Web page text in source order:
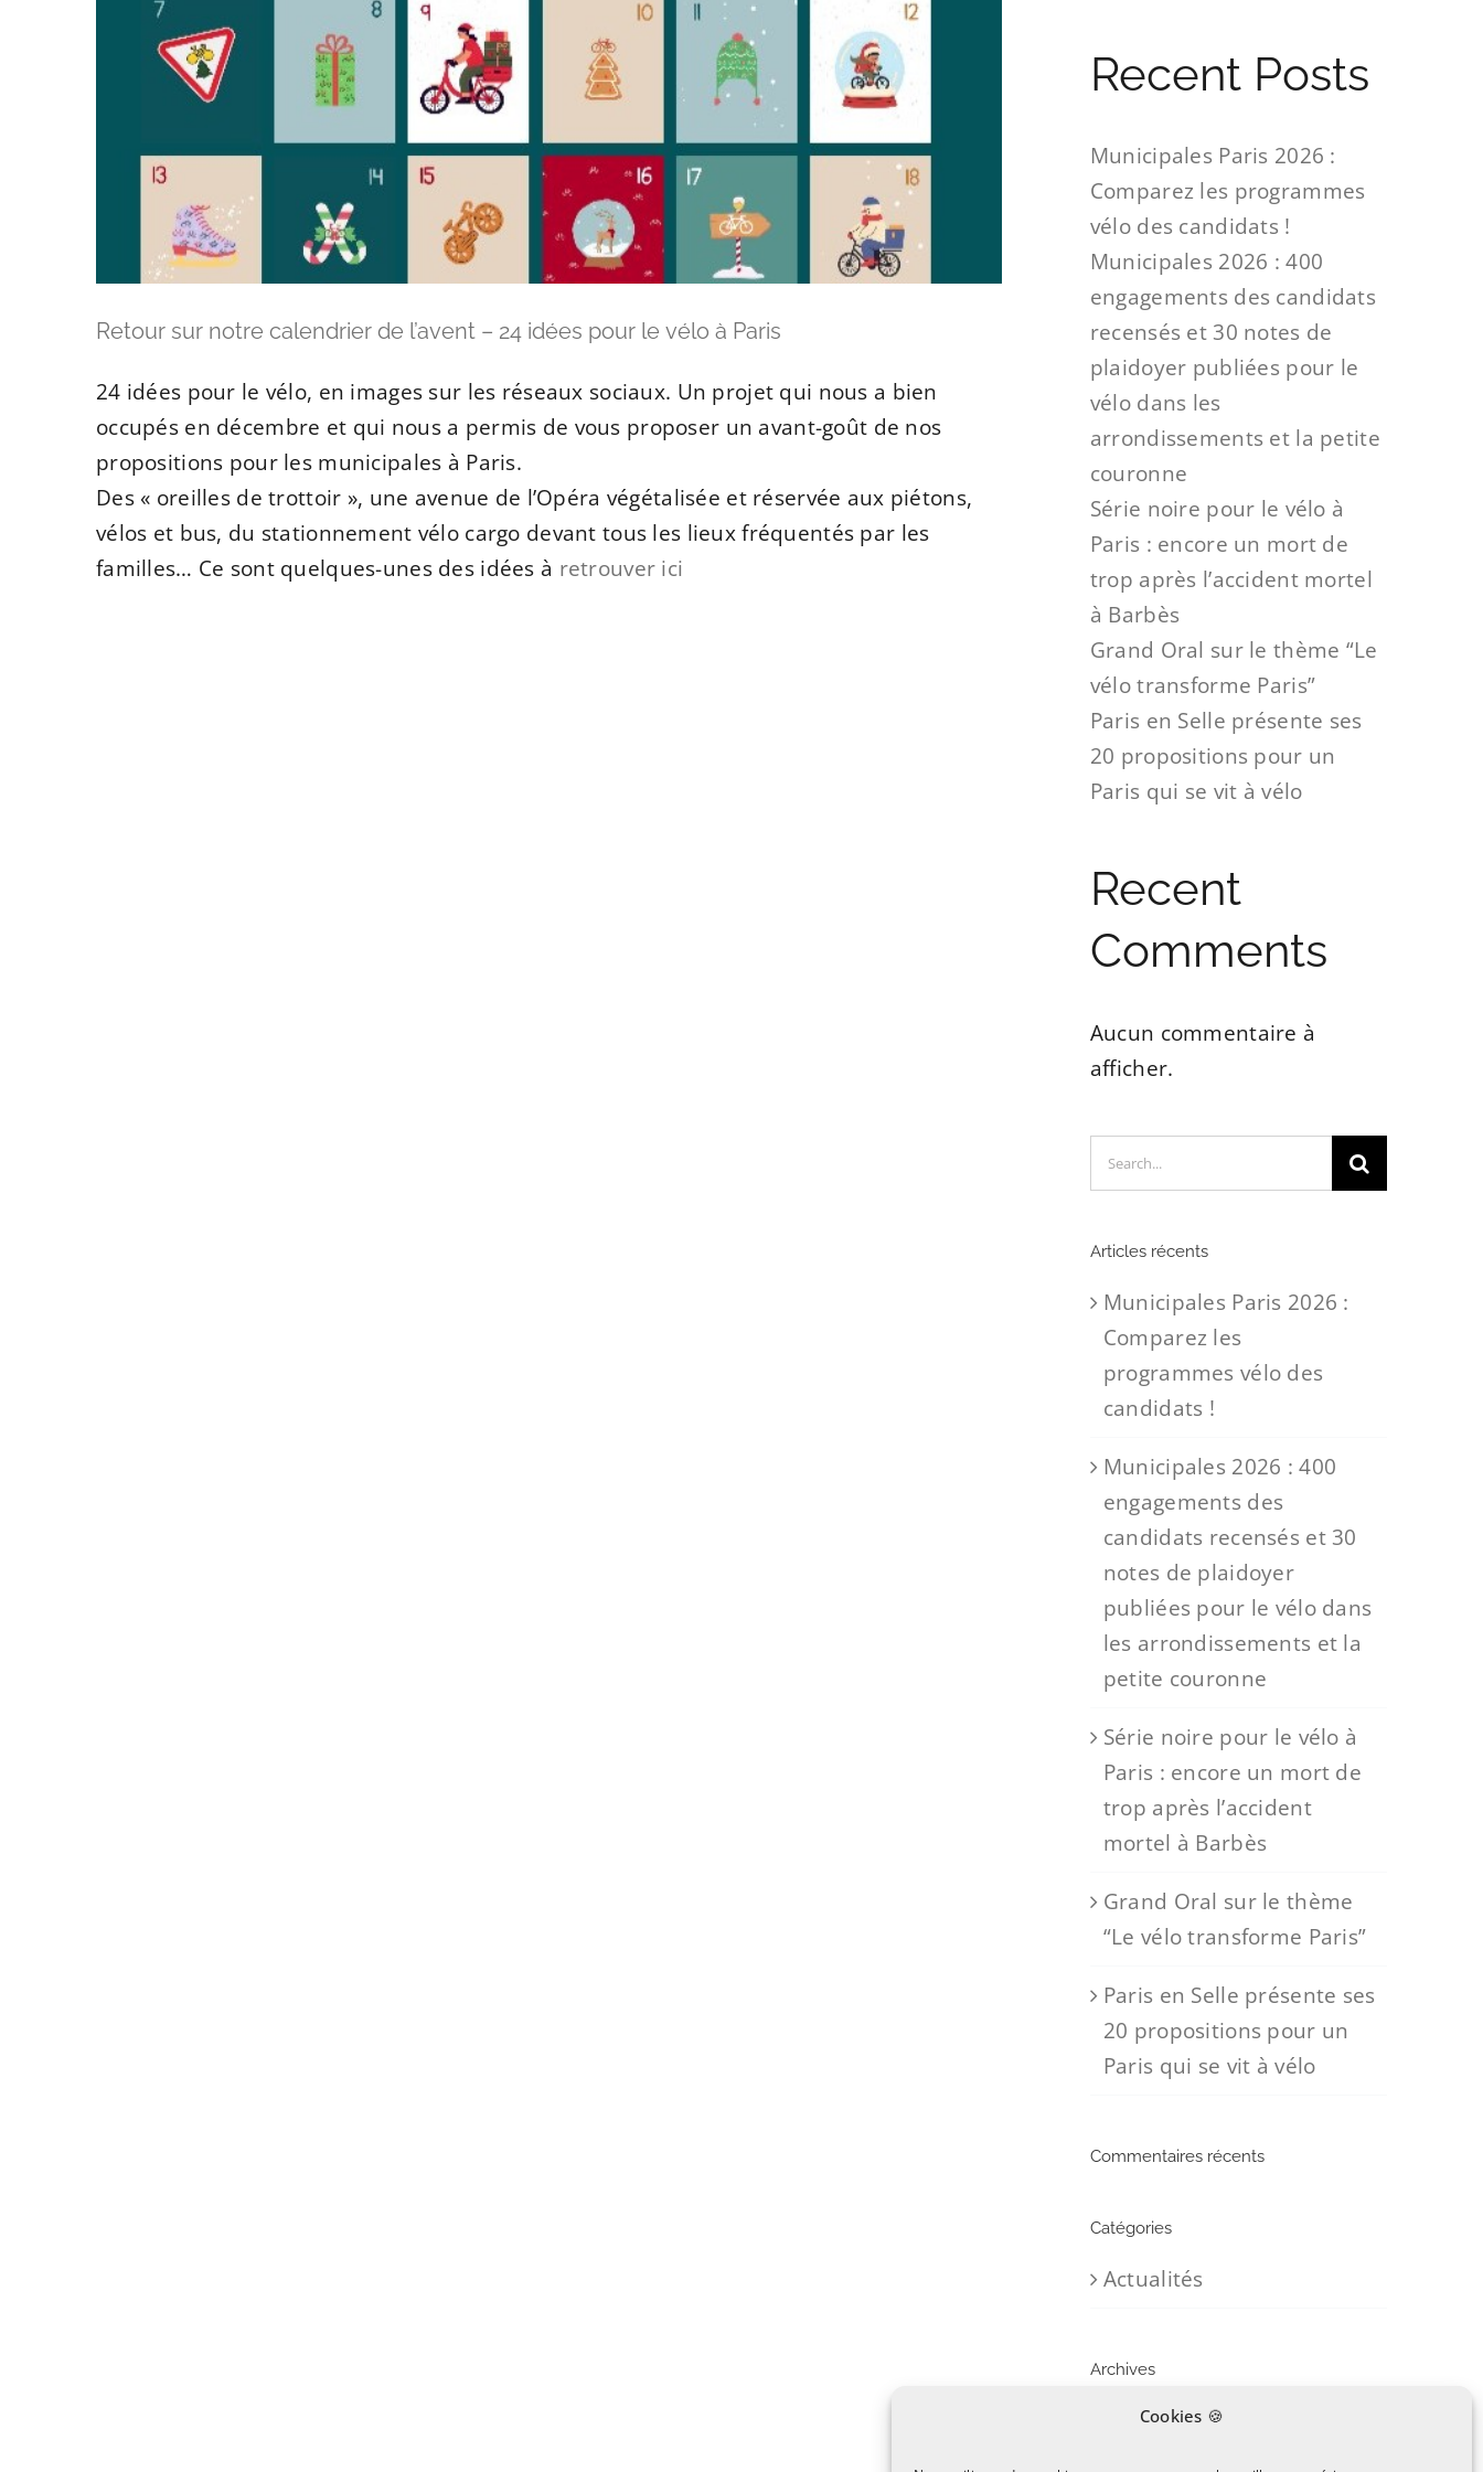
Cookies 🍪
Retour sur notre calendrier de l’avent – 24 idées pour le vélo à Paris
24 idées pour le vélo, en images sur les réseaux sociaux. Un projet qui nous a bien
occupés en décembre et qui nous a permis de vous proposer un avant-goût de nos
propositions pour les municipales à Paris.
Des « oreilles de trottoir », une avenue de l’Opéra végétalisée et réservée aux piétons,
vélos et bus, du stationnement vélo cargo devant tous les lieux fréquentés par les
familles… Ce sont quelques-unes des idées à retrouver ici
Recent Posts
Municipales Paris 2026 :
Comparez les programmes
vélo des candidats !
Municipales 2026 : 400
engagements des candidats
recensés et 30 notes de
plaidoyer publiées pour le
vélo dans les
arrondissements et la petite
couronne
Série noire pour le vélo à
Paris : encore un mort de
trop après l’accident mortel
à Barbès
Grand Oral sur le thème “Le
vélo transforme Paris”
Paris en Selle présente ses
20 propositions pour un
Paris qui se vit à vélo
Recent
Comments
Aucun commentaire à
afficher.
Search
for:
Articles récents
Municipales Paris 2026 :
Comparez les
programmes vélo des
candidats !
Municipales 2026 : 400
engagements des
candidats recensés et 30
notes de plaidoyer
publiées pour le vélo dans
les arrondissements et la
petite couronne
Série noire pour le vélo à
Paris : encore un mort de
trop après l’accident
mortel à Barbès
Grand Oral sur le thème
“Le vélo transforme Paris”
Paris en Selle présente ses
20 propositions pour un
Paris qui se vit à vélo
Commentaires récents
Catégories
Actualités
Archives
mars 2026